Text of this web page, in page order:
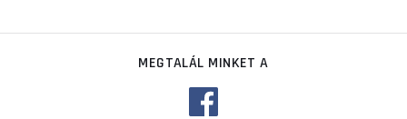
MEGTALÁL MINKET A